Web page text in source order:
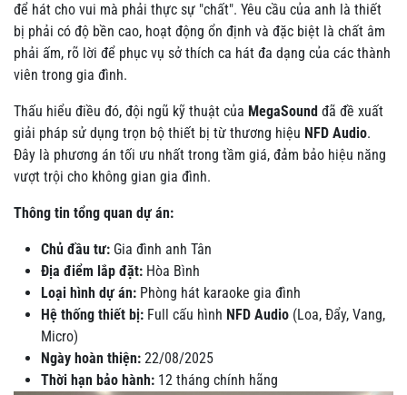
để hát cho vui mà phải thực sự "chất". Yêu cầu của anh là thiết
bị phải có độ bền cao, hoạt động ổn định và đặc biệt là chất âm
phải ấm, rõ lời để phục vụ sở thích ca hát đa dạng của các thành
viên trong gia đình.
Thấu hiểu điều đó, đội ngũ kỹ thuật của MegaSound đã đề xuất
giải pháp sử dụng trọn bộ thiết bị từ thương hiệu NFD Audio.
Đây là phương án tối ưu nhất trong tầm giá, đảm bảo hiệu năng
vượt trội cho không gian gia đình.
Thông tin tổng quan dự án:
Chủ đầu tư: Gia đình anh Tân
Địa điểm lắp đặt: Hòa Bình
Loại hình dự án: Phòng hát karaoke gia đình
Hệ thống thiết bị: Full cấu hình NFD Audio (Loa, Đẩy, Vang,
Micro)
Ngày hoàn thiện: 22/08/2025
Thời hạn bảo hành: 12 tháng chính hãng